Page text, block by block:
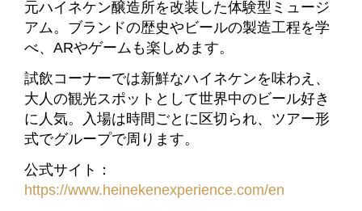
元ハイネケン醸造所を改装した体験型ミュージ
アム。ブランドの歴史やビールの製造工程を学
べ、ARやゲームも楽しめます。
試飲コーナーでは新鮮なハイネケンを味わえ、
大人の観光スポットとして世界中のビール好き
に人気。入場は時間ごとに区切られ、ツアー形
式でグループで周ります。
公式サイト：
https://www.heinekenexperience.com/en